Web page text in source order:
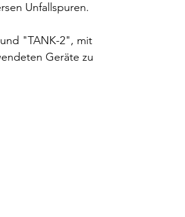
Unfallspuren.
"TANK-2", mit
Geräte zu